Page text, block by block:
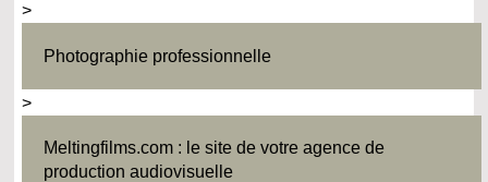
>
Photographie professionnelle
>
Meltingfilms.com : le site de votre agence de
production audiovisuelle